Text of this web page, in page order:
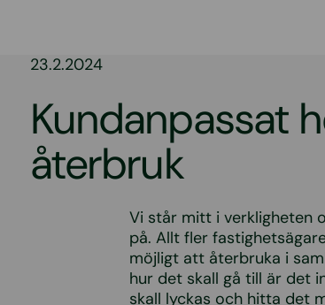
23.2.2024
Kundanpassat
återbruk
Vi står mitt i verkligheten
på. Allt fler
möjligt att återbruka i
hur det skall gå till är det
skall lyckas och hitta det